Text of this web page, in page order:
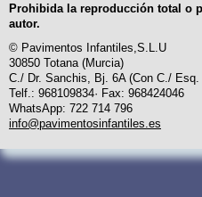
Prohibida la reproducción total o
autor.
© Pavimentos Infantiles,S.L.U
30850 Totana (Murcia)
C./ Dr. Sanchis, Bj. 6A (Con C./ Esq.
Telf.: 968109834· Fax: 968424046
WhatsApp: 722 714 796
info@pavimentosinfantiles.es